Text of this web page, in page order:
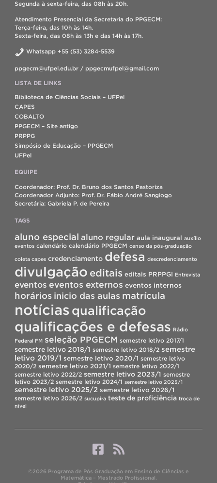
Segunda à sexta-feira, das 08h às 20h.
Atendimento Presencial da Secretaria do PPGECM:
Terça-feira, das 10h às 14h.
Sexta-feira, das 08h às 13h e das 14h às 17h.
Whatsapp +55 (53) 3284-5539
ppgecm@ufpel.edu.br / ppgecmufpel@gmail.com
LISTA DE LINKS
Biblioteca de Ciências Sociais – UFPel
CAPES
COBALTO
PPGECM – Site antigo
PRPPG
Simpósio de Educação – PPGECM
UFPel
EQUIPE
Coordenador: Prof. Dr. Bruno dos Santos Pastoriza
Coordenador Adjunto: Prof. Dr. Fábio André Sangiogo
Secretária: Gabriela P. de Pereira
TAGS
aluno especial aluno regular aula inaugural auxílio
eventos calendário calendário PPGECM censo da pós-graduação
coleta capes credenciamento defesa descredenciamento
divulgação editais editais PRPPGI Entrevista
eventos eventos externos eventos internos
horários inicio das aulas matrícula
notícias qualificação
qualificações e defesas Rádio
Federal FM seleção PPGECM semestre letivo 2017/1
semestre letivo 2018/1 semestre letivo 2018/2 semestre
letivo 2019/1 semestre letivo 2020/1 semestre letivo
2020/2 semestre letivo 2021/1 semestre letivo 2022/1
semestre letivo 2022/2 semestre letivo 2023/1 semestre
letivo 2023/2 semestre letivo 2024/1 semestre letivo 2025/1
semestre letivo 2025/2 semestre letivo 2026/1
semestre letivo 2026/2 sucupira teste de proficiência troca de
nível
©2026 Programa de Pós Graduação em Ensino de Ciências e
Matemática – Mestrado Profissional.